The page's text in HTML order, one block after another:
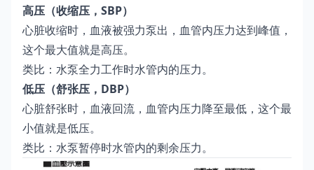
高压（收缩压，SBP）
心脏收缩时，血液被强力泵出，血管内压力达到峰值，
这个最大值就是高压。
类比：水泵全力工作时水管内的压力。
低压（舒张压，DBP）
心脏舒张时，血液回流，血管内压力降至最低，这个最
小值就是低压。
类比：水泵暂停时水管内的剩余压力。